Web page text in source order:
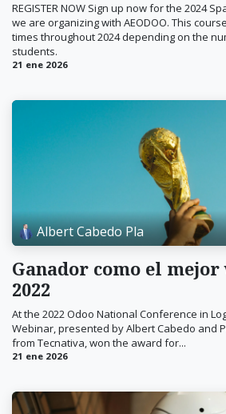
REGISTER NOW Sign up now for the 2024
we are organizing with AEODOO. This
times throughout 2024 depending on the
students.
21 ene 2026
Albert Cabedo Pla
Ganador como el
2022
At the 2022 Odoo National Conference in
Webinar, presented by Albert Cabedo and
from Tecnativa, won the award for...
21 ene 2026